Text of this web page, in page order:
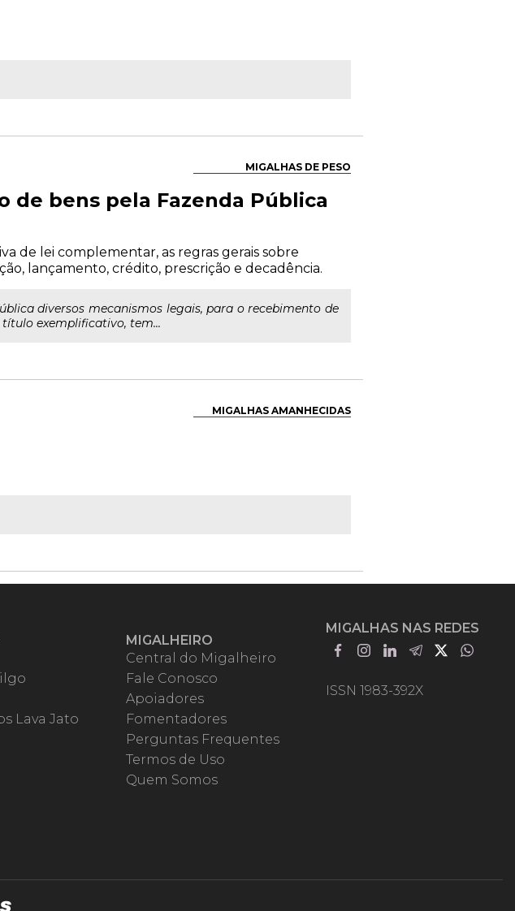
MIGALHAS DE PESO
bens pela Fazenda Pública
de lei complementar, as regras gerais sobre
lançamento, crédito, prescrição e decadência.
diversos mecanismos legais, para o recebimento de
exemplificativo, tem...
MIGALHAS AMANHECIDAS
Lava Jato
MIGALHEIRO
Central do Migalheiro
Fale Conosco
Apoiadores
Fomentadores
Perguntas Frequentes
Termos de Uso
Quem Somos
MIGALHAS NAS REDES
ISSN 1983-392X